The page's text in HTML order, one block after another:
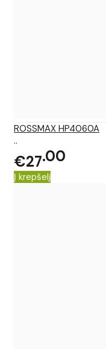
ROSSMAX HP4060A
..
€27 00
Į krepšelį